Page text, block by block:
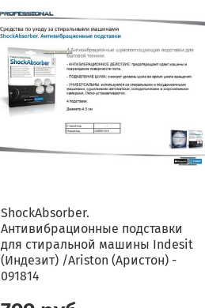
ShockAbsorber.
Антивибрационные подставки
для стиральной машины Indesit
(Индезит) /Ariston (Аристон) -
091814